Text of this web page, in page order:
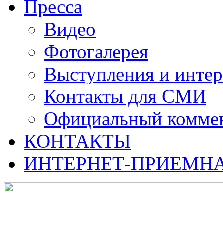
Пресса
Видео
Фотогалерея
Выступления и
Контакты для СМИ
Официальный
КОНТАКТЫ
ИНТЕРНЕТ-